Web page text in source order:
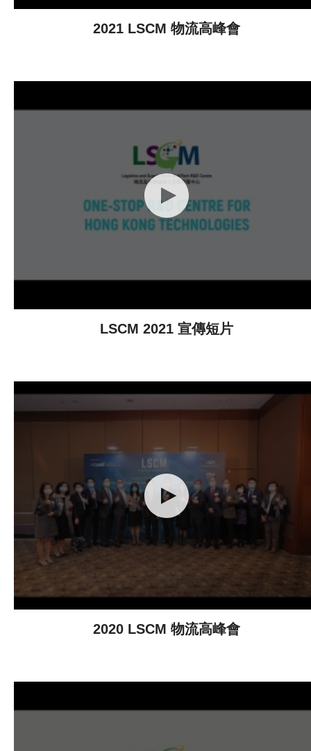
2021 LSCM 物流高峰會
LSCM 2021 宣傳短片
2020 LSCM 物流高峰會